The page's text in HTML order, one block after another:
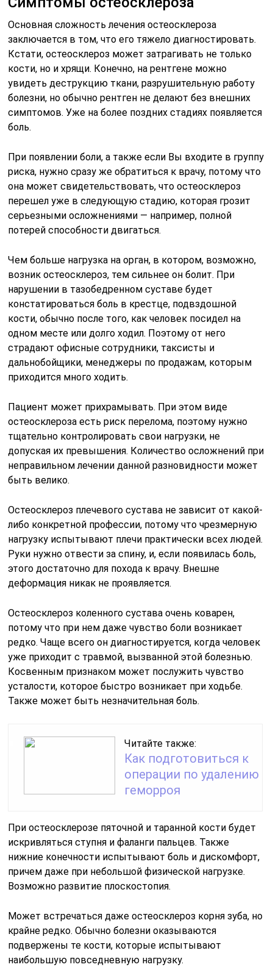
Основная сложность лечения остеосклероза
заключается в том, что его тяжело диагностировать.
Кстати, остеосклероз может затрагивать не только
кости, но и хрящи. Конечно, на рентгене можно
увидеть деструкцию ткани, разрушительную работу
болезни, но обычно рентген не делают без внешних
симптомов. Уже на более поздних стадиях появляется
боль.
При появлении боли, а также если Вы входите в группу
риска, нужно сразу же обратиться к врачу, потому что
она может свидетельствовать, что остеосклероз
перешел уже в следующую стадию, которая грозит
серьезными осложнениями — например, полной
потерей способности двигаться.
Чем больше нагрузка на орган, в котором, возможно,
возник остеосклероз, тем сильнее он болит. При
нарушении в тазобедренном суставе будет
констатироваться боль в крестце, подвздошной
кости, обычно после того, как человек посидел на
одном месте или долго ходил. Поэтому от него
страдают офисные сотрудники, таксисты и
дальнобойщики, менеджеры по продажам, которым
приходится много ходить.
Пациент может прихрамывать. При этом виде
остеосклероза есть риск перелома, поэтому нужно
тщательно контролировать свои нагрузки, не
допуская их превышения. Количество осложнений при
неправильном лечении данной разновидности может
быть велико.
Остеосклероз плечевого сустава не зависит от какой-
либо конкретной профессии, потому что чрезмерную
нагрузку испытывают плечи практически всех людей.
Руки нужно отвести за спину, и, если появилась боль,
этого достаточно для похода к врачу. Внешне
деформация никак не проявляется.
Остеосклероз коленного сустава очень коварен,
потому что при нем даже чувство боли возникает
редко. Чаще всего он диагностируется, когда человек
уже приходит с травмой, вызванной этой болезнью.
Косвенным признаком может послужить чувство
усталости, которое быстро возникает при ходьбе.
Также может быть незначительная боль.
Читайте также:
Как подготовиться к
операции по удалению
геморроя
При остеосклерозе пяточной и таранной кости будет
искривляться ступня и фаланги пальцев. Также
нижние конечности испытывают боль и дискомфорт,
причем даже при небольшой физической нагрузке.
Возможно развитие плоскостопия.
Может встречаться даже остеосклероз корня зуба, но
крайне редко. Обычно болезни оказываются
подвержены те кости, которые испытывают
наибольшую повседневную нагрузку.